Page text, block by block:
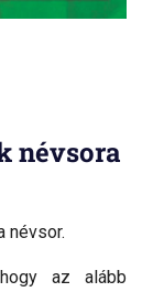
névsora
névsor.
az alább